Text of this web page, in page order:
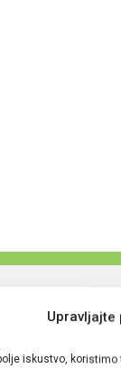
Upravljajte
iskustvo,